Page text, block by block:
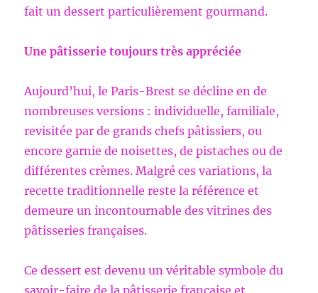
fait un dessert particulièrement gourmand.
Une pâtisserie toujours très appréciée
Aujourd’hui, le Paris-Brest se décline en de
nombreuses versions : individuelle, familiale,
revisitée par de grands chefs pâtissiers, ou
encore garnie de noisettes, de pistaches ou de
différentes crèmes. Malgré ces variations, la
recette traditionnelle reste la référence et
demeure un incontournable des vitrines des
pâtisseries françaises.
Ce dessert est devenu un véritable symbole du